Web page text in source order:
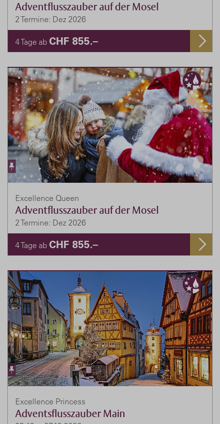
Adventflusszauber auf der Mosel
2 Termine: Dez 2026
4 Tage ab CHF 855.–
Excellence Queen
Adventflusszauber auf der Mosel
2 Termine: Dez 2026
4 Tage ab CHF 855.–
Excellence Princess
Adventsflusszauber Main